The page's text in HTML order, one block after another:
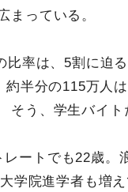
まっている。
率は、5割に迫
半分の115万人
う、学生バイト
ートでも22歳。
学院進学者も増え